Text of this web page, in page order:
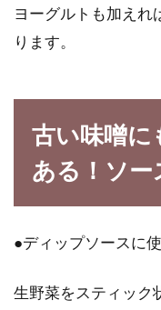
一
も
味
ヨーグルトも加えれ
ります。
古い味噌に
ある！ソー
●ディップソースに
生野菜をスティック